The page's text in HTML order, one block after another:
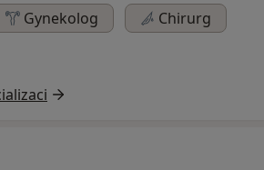
Gynekolog
Chirurg